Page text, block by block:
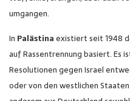
umgangen.
In Palästinaexistiert seit 1948
auf Rassentrennung basiert. Es
Resolutionen gegen Israel
oder von den westlichen